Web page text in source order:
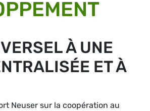
À UNE
ET À
Neuser sur la coopération au